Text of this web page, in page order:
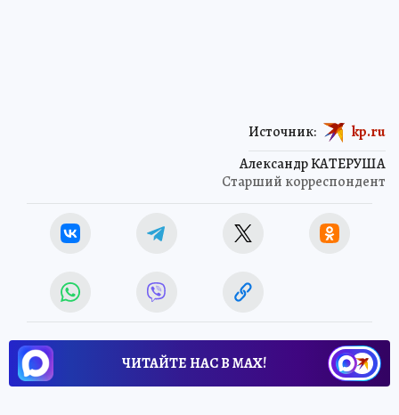
Александр КАТЕРУША
Старший корреспондент
Источник: kp.ru
ЧИТАЙТЕ НАС В МАХ!